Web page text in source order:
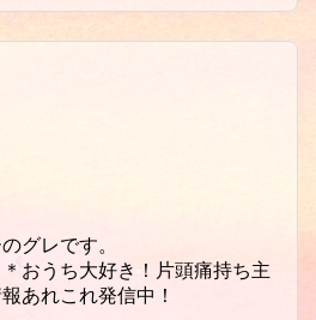
グレです。
おうち大好き！片頭痛持ち主
あれこれ発信中！